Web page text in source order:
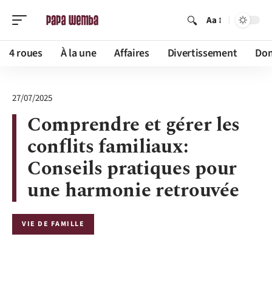
Aa
4 roues À la une Affaires Divertissement
27/07/2025
Comprendre et gérer les
conflits familiaux:
Conseils pratiques pour
une harmonie retrouvée
VIE DE FAMILLE